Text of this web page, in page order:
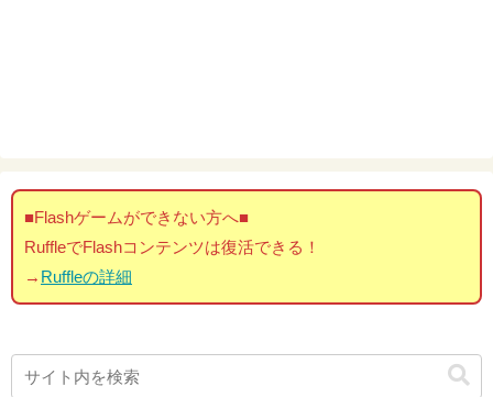
■Flashゲームができない方へ■
RuffleでFlashコンテンツは復活できる！
→ Ruffleの詳細